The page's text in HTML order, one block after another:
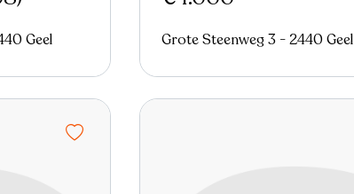
Geel Grote Steenweg 3 - 2440 Geel